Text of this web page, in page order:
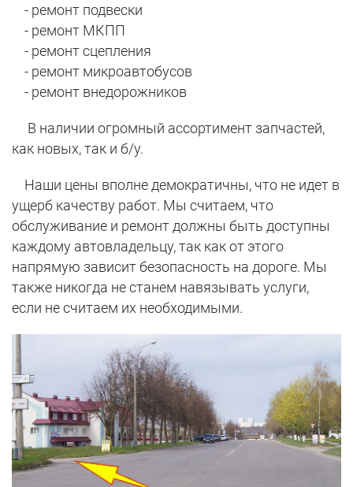
- ремонт подвески
- ремонт МКПП
- ремонт сцепления
- ремонт микроавтобусов
- ремонт внедорожников
В наличии огромный ассортимент запчастей,
как новых, так и б/у.
Наши цены вполне демократичны, что не идет в
ущерб качеству работ. Мы считаем, что
обслуживание и ремонт должны быть доступны
каждому автовладельцу, так как от этого
напрямую зависит безопасность на дороге. Мы
также никогда не станем навязывать услуги,
если не считаем их необходимыми.